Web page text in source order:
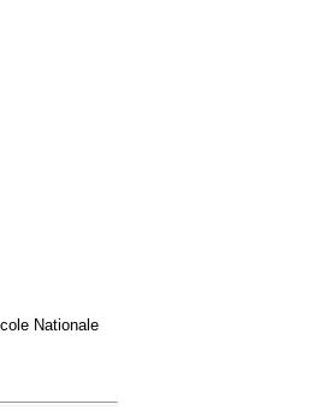
Nationale